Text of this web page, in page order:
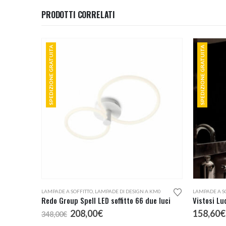
PRODOTTI CORRELATI
SPEDIZIONE GRATUITA
LAMPADE A SOFFITTO LAMPADE DI DESIGN A KM0
Redo Group Spell LED soffitto 66 due luci
348,00€ Il
prezzo
208,00€Il
SPEDIZIONE GRATUITA
LAMPADE A
158,60€